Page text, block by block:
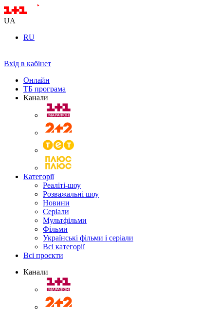
UA
RU
Вхід в кабінет
Онлайн
ТБ програма
Канали
Категорії
Реаліті-шоу
Розважальні шоу
Новини
Серіали
Мультфільми
Фільми
Українські фільми і серіали
Всі категорії
Всі проєкти
Канали